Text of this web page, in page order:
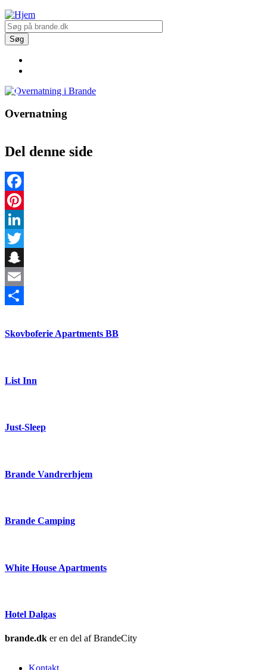
Overnatning
Del denne side
Facebook
Pinterest
LinkedIn
Twitter
Snapchat
Email
Skovboferie Apartments BB
List Inn
Just-Sleep
Brande Vandrerhjem
Brande Camping
White House Apartments
Hotel Dalgas
brande.dk er en del af BrandeCity
Kontakt